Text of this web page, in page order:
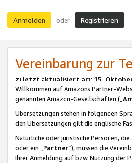
Anmelden oder Registrieren
Vereinbarung zur
zuletzt aktualisiert am: 15.
Willkommen auf Amazons Partner-
genannten Amazon-Gesellschaften („
Übersetzungen stehen in folgenden
den Übersetzungen gilt die englische
Natürliche oder juristische Personen,
oder ein „Partner“), müssen die
Ihrer Anmeldung auf bzw. Nutzung der